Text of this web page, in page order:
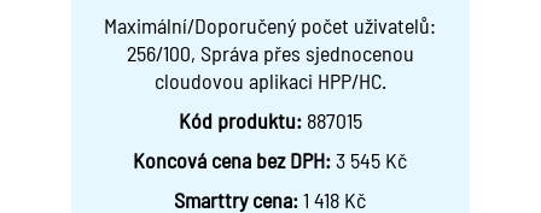
Maximální/Doporučený počet uživatelů:
256/100, Správa přes sjednocenou
cloudovou aplikaci HPP/HC.
Kód produktu: 887015
Koncová cena bez DPH:3 545 Kč
Smarttry cena:1 418 Kč